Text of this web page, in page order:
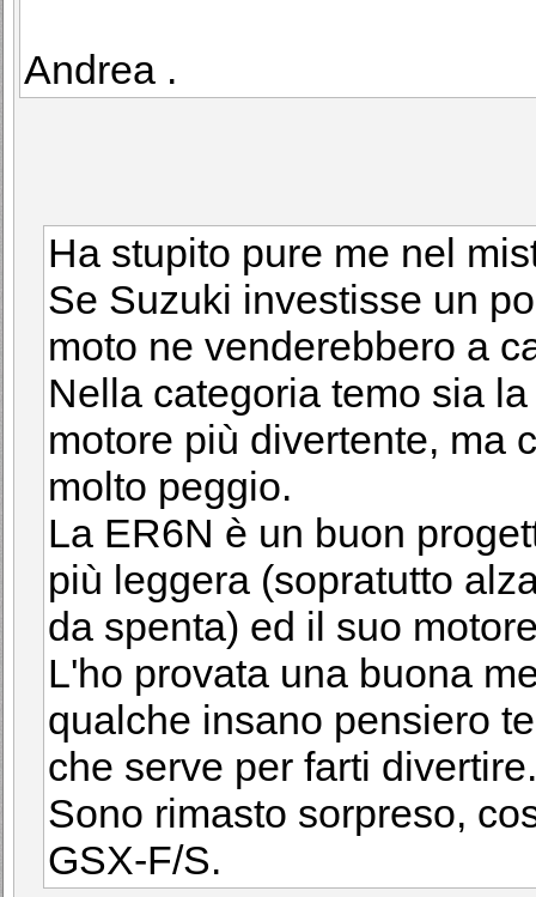
Andrea .
Ha stupito pure me nel
Se Suzuki investisse un
moto ne venderebbero a
Nella categoria temo sia
motore più divertente, ma
molto peggio.
La ER6N è un buon
più leggera (sopratutto
da spenta) ed il suo
L'ho provata una buona
qualche insano pensiero
che serve per farti
Sono rimasto sorpreso,
GSX-F/S.